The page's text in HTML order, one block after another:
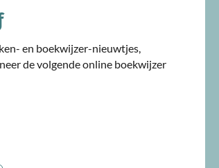
en boekwijzer-nieuwtjes,
de volgende online boekwijzer